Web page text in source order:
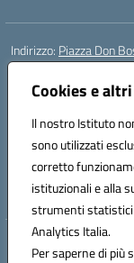
Cookies e
Il nostro Istituto
sono utilizzati
corretto
istituzionali e alla
strumenti statistici
Analytics Italia.
Per saperne di più
Indirizzo: Piazza Don
Centralino:
Posta elettronica
Codice fiscale:
Codice
Codice Indice delle
Codice unico di